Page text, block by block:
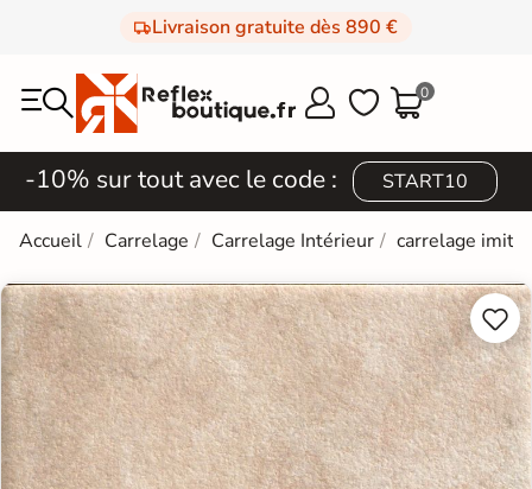
Livraison gratuite dès 890 €
  0
-10% sur tout avec le code : START10
Accueil Carrelage Carrelage Intérieur carrelage

